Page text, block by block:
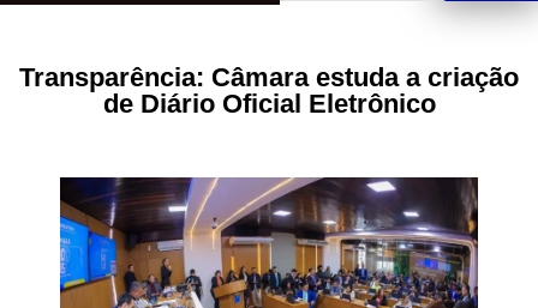
Transparência: Câmara estuda a criação
de Diário Oficial Eletrônico